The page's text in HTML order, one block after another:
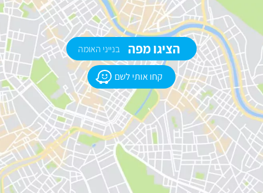
קחו אותי לשם
הציגו מפה בנייני האומה